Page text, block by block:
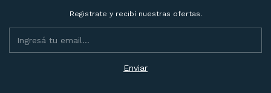
Registrate y recibí nuestras ofertas.